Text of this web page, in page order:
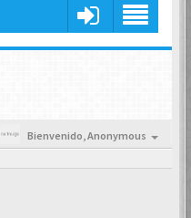
Bienvenido,Anonymous